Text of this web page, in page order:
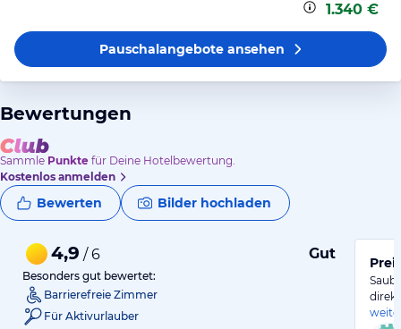
1.340 €
Pauschalangeboteansehen
Bewertungen
Sammle Punkte für Deine Hotelbewertung.
Kostenlos anmelden
Bewerten Bilder hochladen
4,9 / 6 Gut
Besonders gut bewertet:
Barrierefreie Zimmer
Für Aktivurlauber